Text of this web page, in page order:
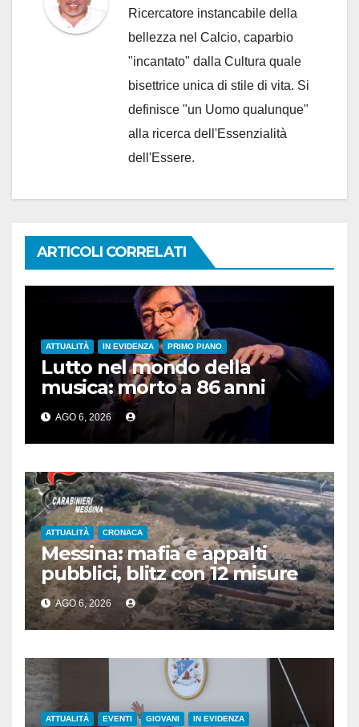
Ricercatore instancabile della
bellezza nel Calcio, caparbio
"incantato" dalla Cultura quale
bisettrice unica di stile di vita. Si
definisce "un Uomo qualunque"
alla ricerca dell'Essenzialità
dell'Essere.
ARTICOLI CORRELATI
ATTUALITÀ IN EVIDENZA PRIMO PIANO
Lutto nel mondo della
musica: morto a 86 anni
Francesco Guccini
AGO 6, 2026
ATTUALITÀ CRONACA
Messina: mafia e appalti
pubblici, blitz con 12 misure
cautelari
AGO 6, 2026
ATTUALITÀ EVENTI GIOVANI IN EVIDENZA